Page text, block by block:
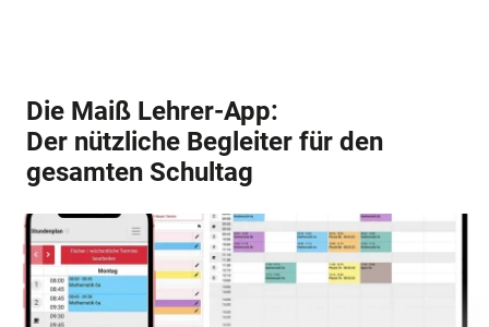
Die Maiß Lehrer-App:
Der nützliche Begleiter für den
gesamten Schultag